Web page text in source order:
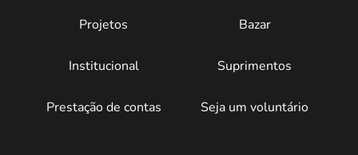
Projetos
Institucional
Prestação de contas
Bazar
Suprimentos
Seja um voluntário